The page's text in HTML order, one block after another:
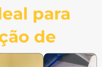
para
de